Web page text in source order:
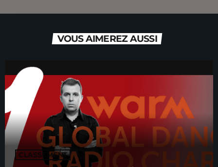
VOUS AIMEREZ AUSSI
CLASSEMENT